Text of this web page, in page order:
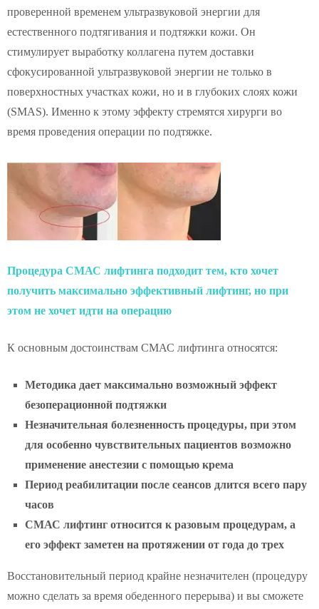
проверенной временем ультразвуковой энергии для
естественного подтягивания и подтяжки кожи. Он
стимулирует выработку коллагена путем доставки
сфокусированной ультразвуковой энергии не только в
поверхностных участках кожи, но и в глубоких слоях кожи
(SMAS). Именно к этому эффекту стремятся хирурги во
время проведения операции по подтяжке.
Процедура СМАС лифтинга подходит тем, кто хочет
получить максимально эффективный лифтинг, но при
этом не хочет идти на операцию
К основным достоинствам СМАС лифтинга относятся:
Методика дает максимально возможный эффект
безоперационной подтяжки
Незначительная болезненность процедуры, при этом
для особенно чувствительных пациентов возможно
применение анестезии с помощью крема
Период реабилитации после сеансов длится всего пару
часов
СМАС лифтинг относится к разовым процедурам, а
его эффект заметен на протяжении от года до трех
Восстановительный период крайне незначителен (процедуру
можно сделать за время обеденного перерыва) и вы сможете